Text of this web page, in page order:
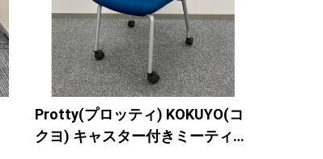
Protty(プロッティ) KOKUYO(コ
クヨ) キャスター付きミーティン